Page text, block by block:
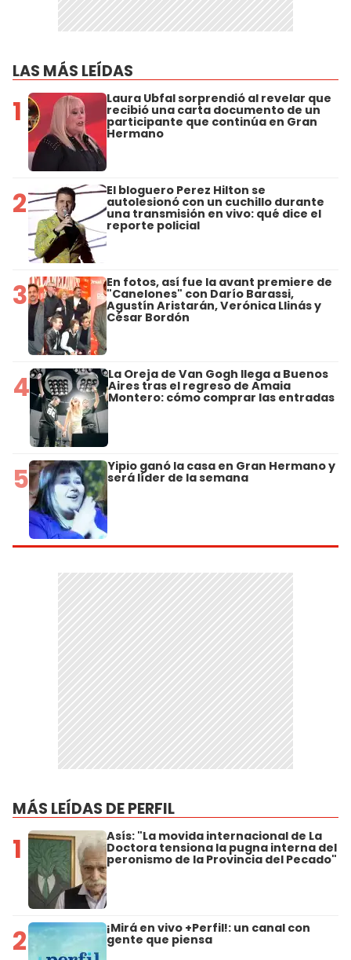
LAS MÁS LEÍDAS
1 Laura Ubfal sorprendió al revelar que
recibió una carta documento de un
participante que continúa en Gran
Hermano
2 El bloguero Perez Hilton se
autolesionó con un cuchillo durante
una transmisión en vivo: qué dice el
reporte policial
3 En fotos, así fue la avant premiere de
"Canelones" con Darío Barassi,
Agustín Aristarán, Verónica Llinás y
César Bordón
4 La Oreja de Van Gogh llega a Buenos
Aires tras el regreso de Amaia
Montero: cómo comprar las entradas
5 Yipio ganó la casa en Gran Hermano y
será líder de la semana
MÁS LEÍDAS DE PERFIL
1 Asís: "La movida internacional de La
Doctora tensiona la pugna interna del
peronismo de la Provincia del Pecado"
2 ¡Mirá en vivo +Perfil!: un canal con
gente que piensa